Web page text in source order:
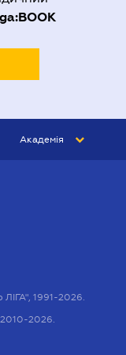
Академія
ЛІГА", 1991-2026.
2010-2026.